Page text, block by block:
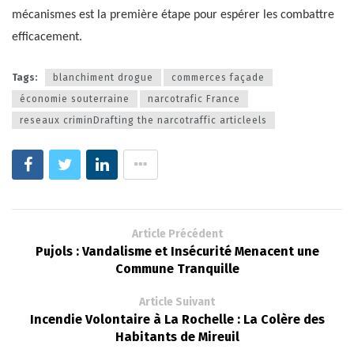
mécanismes est la première étape pour espérer les combattre
efficacement.
Tags: blanchiment drogue
commerces façade
économie souterraine
narcotrafic France
reseaux criminDrafting the narcotraffic articleels
Article Précédent
Pujols : Vandalisme et Insécurité Menacent une
Commune Tranquille
Article Suivant
Incendie Volontaire à La Rochelle : La Colère des
Habitants de Mireuil